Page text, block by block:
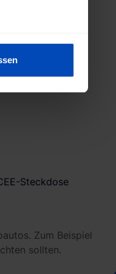
im
Steckdose
Zum Beispiel
sollten.